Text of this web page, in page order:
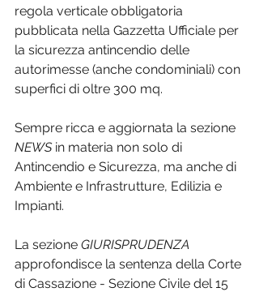
regola verticale obbligatoria
pubblicata nella Gazzetta Ufficiale per
la sicurezza antincendio delle
autorimesse (anche condominiali) con
superfici di oltre 300 mq.
Sempre ricca e aggiornata la sezione
NEWS in materia non solo di
Antincendio e Sicurezza, ma anche di
Ambiente e Infrastrutture, Edilizia e
Impianti.
La sezione GIURISPRUDENZA
approfondisce la sentenza della Corte
di Cassazione - Sezione Civile del 15